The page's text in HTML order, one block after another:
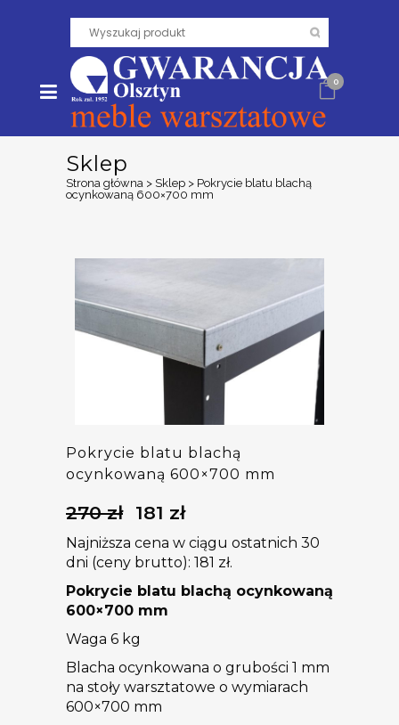
0
Sklep
Strona główna > Sklep > Pokrycie blatu blachą
ocynkowaną 600×700 mm
Pokrycie blatu blachą
ocynkowaną 600×700 mm
270zł
Pierwotna
wynosiła:
270 zł.
181 złAktualna
wynosi:
181 zł.
Najniższa cena w ciągu ostatnich 30
dni (ceny brutto): 181 zł.
Pokrycie blatu blachą ocynkowaną
600×700 mm
Waga 6 kg
Blacha ocynkowana o grubości 1 mm
na stoły warsztatowe o wymiarach
600×700 mm